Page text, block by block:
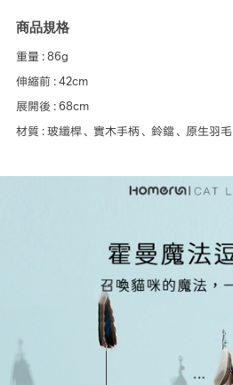
商品規格
重量 : 86g
伸縮前 : 42cm
展開後 : 68cm
材質 : 玻纖桿、實木手柄、鈴鐺、原生羽毛